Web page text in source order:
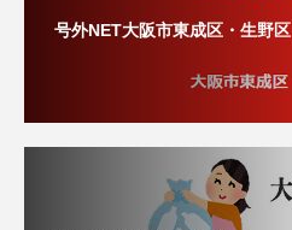
号外NET大阪市東成区・生野区